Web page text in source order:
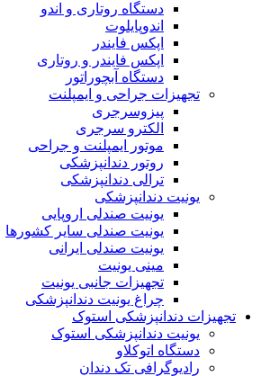
دستگاه روتاری و اندو
اندوپایلوت
اپکس فایندر
اپکس فایندر و روتاری
دستگاه آبچوراتور
تجهیزات جراحی و ایمپلنت
پیزوسرجری
الکترو سرجری
موتور ایمپلنت و جراحی
روتور دندانپزشکی
ترالی دندانپزشکی
یونیت دندانپزشکی
یونیت صندلی اروپایی
یونیت صندلی سایر کشورها
یونیت صندلی ایرانی
مینی یونیت
تجهیزات جانبی یونیت
چراغ یونیت دندانپزشکی
تجهیزات دندانپزشکی استوک
یونیت دندانپزشکی استوک
دستگاه اتوکلاو
رادیوگرافی تک دندان